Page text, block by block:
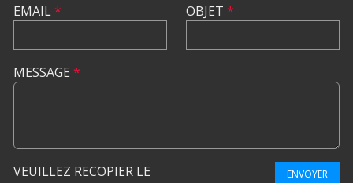
EMAIL* OBJET *
MESSAGE *
VEUILLEZ RECOPIER LE
ENVOYER